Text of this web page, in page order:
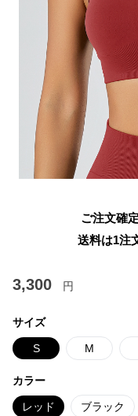
ご注文確
送料は1注
3,300 円
サイズ
S M
カラー
レッド ブラック